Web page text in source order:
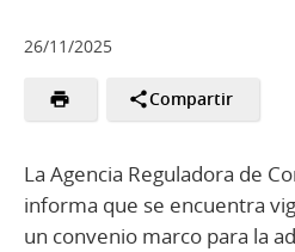
26/11/2025
Compartir
La Agencia Reguladora de
informa que se encuentra
un convenio marco para la